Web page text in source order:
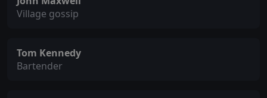
Village gossip
Tom Kennedy
Bartender